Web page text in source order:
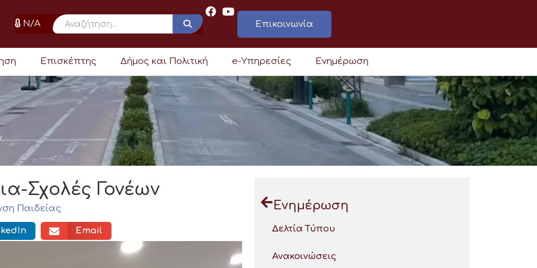
N/A Επικοινωνία
Επισκέπτης Δήμος και Πολιτική e-Υπηρεσίες Ενημέρωση
Σχολές Γονέων
Παιδείας
Email
Ενημέρωση
Δελτία Τύπου
Ανακοινώσεις